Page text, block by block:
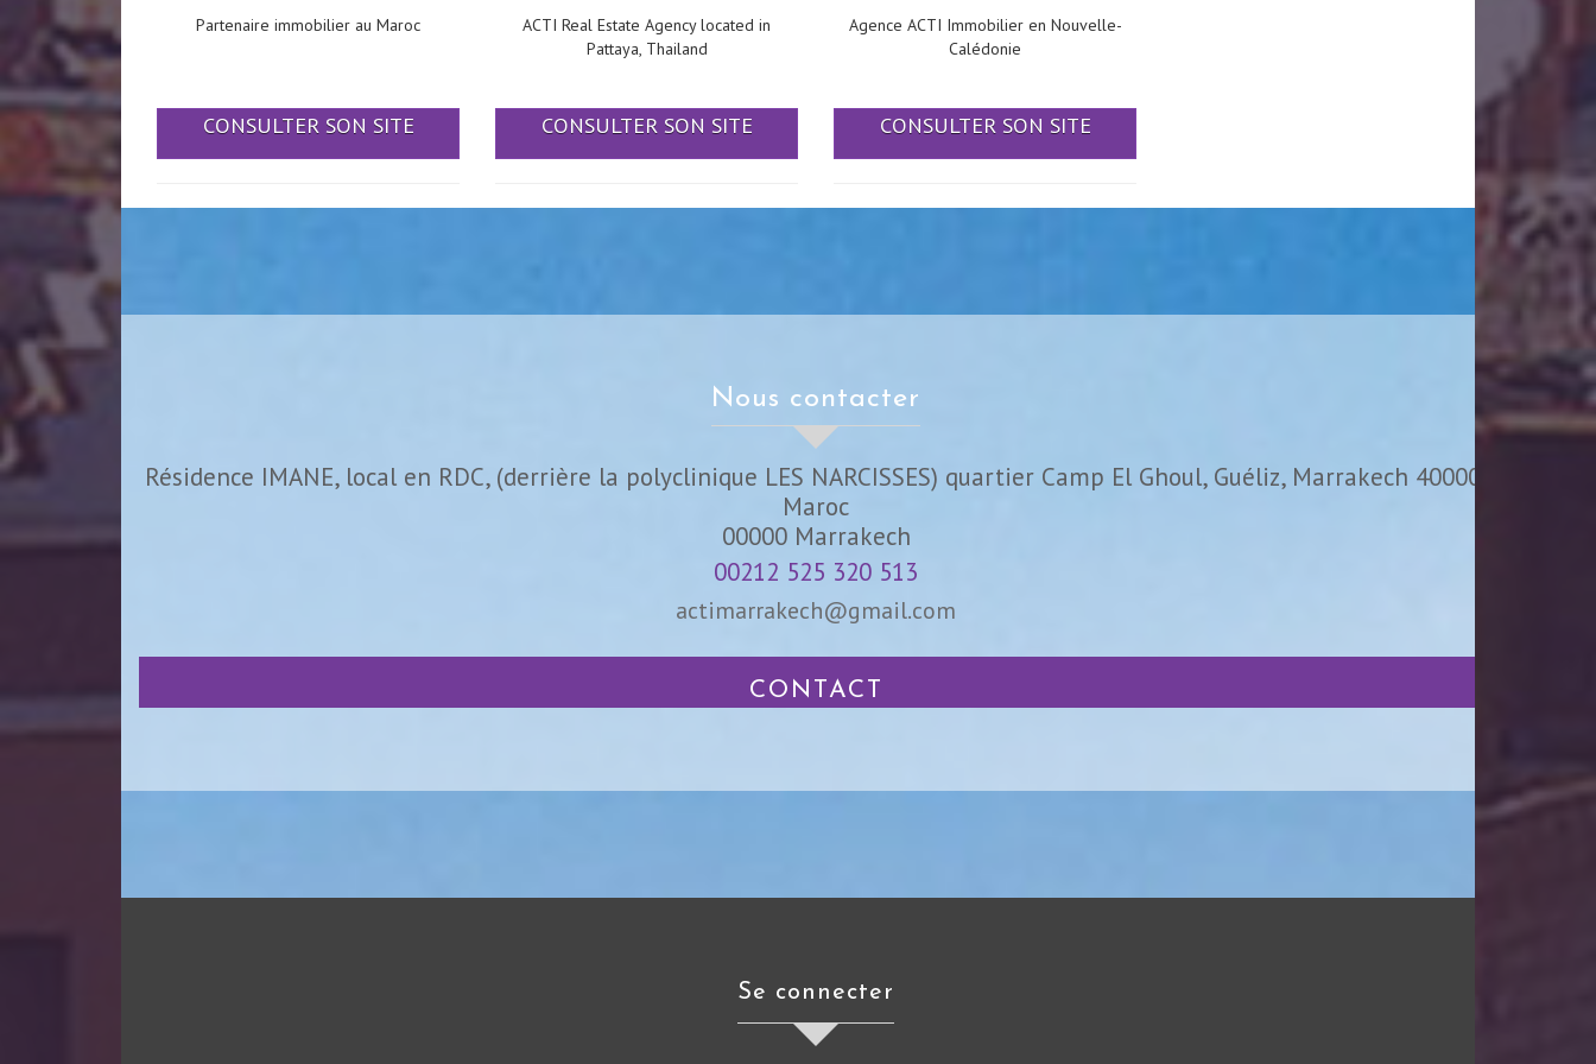
Partenaire immobilier au Maroc
CONSULTER SON SITE
ACTI Real Estate Agency located in
Pattaya, Thailand
CONSULTER SON SITE
Agence ACTI Immobilier en Nouvelle-
Calédonie
CONSULTER SON SITE
nous contacter
Résidence IMANE, local en RDC, (derrière la polyclinique LES NARCISSES) quartier Camp El Ghoul, Guéliz, Marrakech 40000,
Maroc
00000 Marrakech
00212 525 320 513
actimarrakech@gmail.com
CONTACT
se connecter